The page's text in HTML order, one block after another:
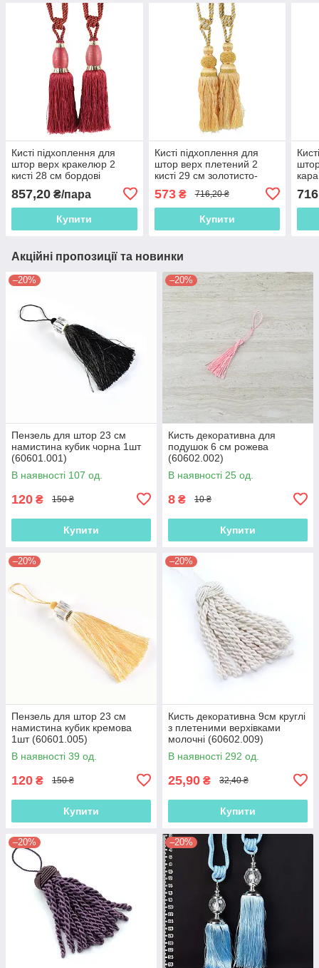
Кисті підхоплення для
штор верх кракелюр 2
кисті 28 см бордові
857,20 ₴/пара
Купити
Кисті підхоплення для
штор верх плетений 2
кисті 29 см золотисто-
573₴ 716,20 ₴
Купити
Акційні пропозиції та новинки
–20%
Пензель для штор 23 см
намистина кубик чорна 1шт
(60601.001)
В наявності 107 од.
120 ₴ 150 ₴
Купити
–20%
Кисть декоративна для
подушок 6 см рожева
(60602.002)
В наявності 25 од.
8 ₴ 10 ₴
Купити
–20%
Пензель для штор 23 см
намистина кубик кремова
1шт (60601.005)
В наявності 39 од.
120 ₴ 150 ₴
Купити
–20%
Кисть декоративна 9см круглі
з плетеними верхівками
молочні (60602.009)
В наявності 292 од.
25,90 ₴ 32,40 ₴
Купити
–20% –20%